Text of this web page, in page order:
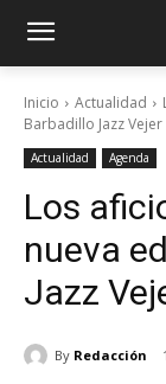
Inicio Actualidad
Barbadillo Jazz Vejer
Actualidad Agenda
Los
nueva
Jazz
By Redacción